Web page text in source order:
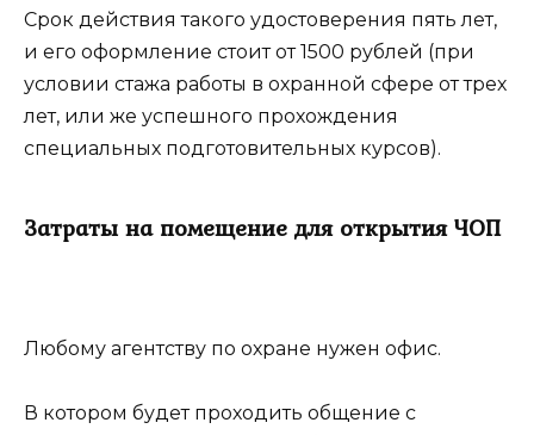
Срок действия такого удостоверения пять лет,
и его оформление стоит от 1500 рублей (при
условии стажа работы в охранной сфере от трех
лет, или же успешного прохождения
специальных подготовительных курсов).
Затраты на помещение для открытия ЧОП
Любому агентству по охране нужен офис.
В котором будет проходить общение с